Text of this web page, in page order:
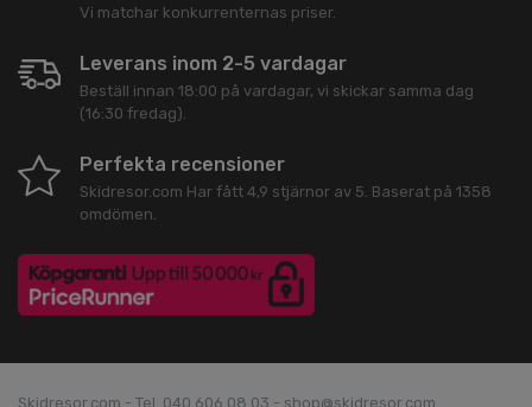
Vi matchar konkurrenternas priser.
Leverans inom 2-5 vardagar
Beställ innan 18:00 på vardagar, vi skickar samma dag
(16:30 fredag).
Perfekta recensioner
Skidresor.com Har fått 4,9 stjärnor av 5 . Baserat på 1358
omdömen.
Skidresor.com - Tel. 040 606 08 03 - shop@skidresor.com